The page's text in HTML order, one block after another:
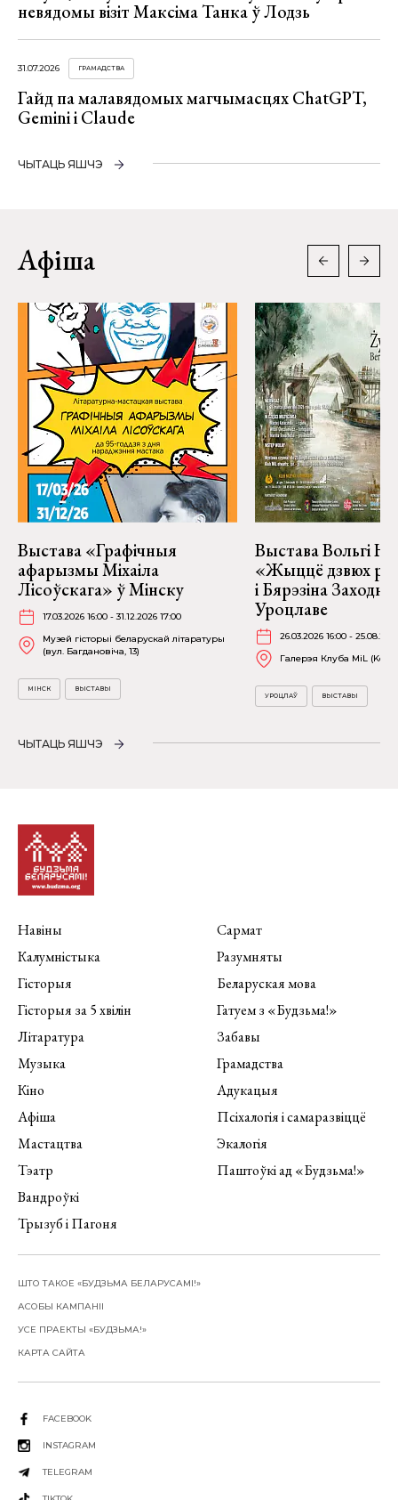
невядомы візіт Максіма Танка ў Лодзь
31.07.2026 ГРАМАДСТВА
Гайд па малавядомых магчымасцях ChatGPT,
Gemini і Claude
ЧЫТАЦЬ ЯШЧЭ
Афіша
Выстава «Графічныя
афарызмы Міхаіла
Лісоўскага» ў Мінску
17.03.2026 16:00 - 31.12.2026 17:00
Музей гісторыі беларускай літаратуры
(вул. Багдановіча, 13)
МІНСК ВЫСТАВЫ
Выстава Вольгі
«Жыццё дзвюх
і Бярэзіна
Уроцлаве
26.03.2026 16:00 -
Галерэя Клуба MiL
УРОЦЛАЎ ВЫСТАВЫ
ЧЫТАЦЬ ЯШЧЭ
Навіны
Калумністыка
Гісторыя
Гісторыя за 5 хвілін
Літаратура
Музыка
Кіно
Афіша
Мастацтва
Тэатр
Вандроўкі
Трызуб і Пагоня
Сармат
Разумняты
Беларуская мова
Гатуем з «Будзьма!»
Забавы
Грамадства
Адукацыя
Псіхалогія і самаразвіццё
Экалогія
Паштоўкі ад «Будзьма!»
ШТО ТАКОЕ «БУДЗЬМА БЕЛАРУСАМІ!»
АСОБЫ КАМПАНІІ
УСЕ ПРАЕКТЫ «БУДЗЬМА!»
КАРТА САЙТА
FACEBOOK
INSTAGRAM
TELEGRAM